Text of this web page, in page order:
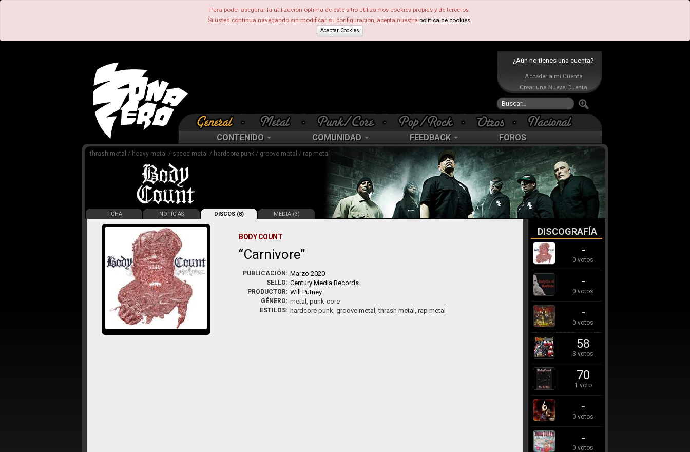
Para poder asegurar la utilización óptima de este sitio utilizamos cookies propias y de terceros.
Si usted continúa navegando sin modificar su configuración, acepta nuestra política de cookies.
Aceptar Cookies
¿Aún no tienes una cuenta?
Acceder a mi Cuenta
Crear una Nueva Cuenta
CONTENIDO COMUNIDAD FEEDBACK FOROS
thrash metal / heavy metal / speed metal / hardcore punk / groove metal / rap metal
FICHA NOTICIAS DISCOS (8) MEDIA (3)
BODY COUNT
Carnivore
PUBLICACIÓN: Marzo 2020
SELLO: Century Media Records
PRODUCTOR: Will Putney
GÉNERO: metal, punk-core
ESTILOS: hardcore punk, groove metal, thrash metal, rap metal
DISCOGRAFÍA
-
0 votos
-
0 votos
-
0 votos
58
3 votos
70
1 voto
-
0 votos
-
0 votos